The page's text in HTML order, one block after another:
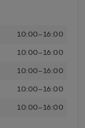
10:00–16:00
10:00–16:00
10:00–16:00
10:00–16:00
10:00–16:00